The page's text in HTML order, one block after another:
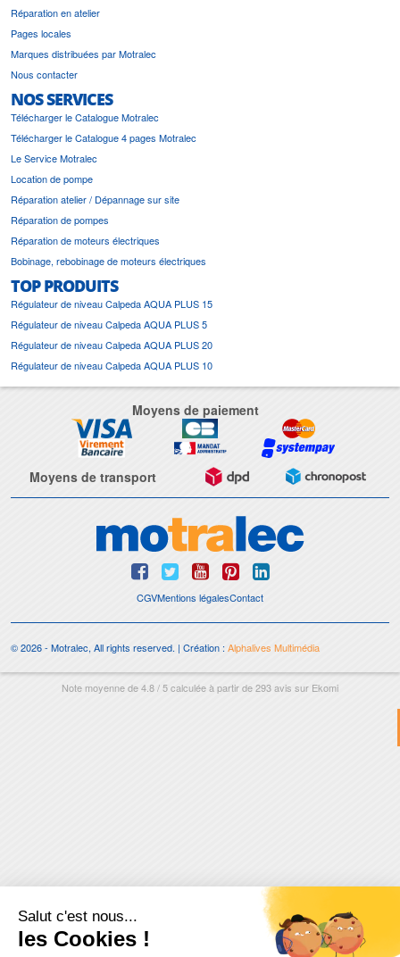
Réparation en atelier
Pages locales
Marques distribuées par Motralec
Nous contacter
NOS SERVICES
Télécharger le Catalogue Motralec
Télécharger le Catalogue 4 pages Motralec
Le Service Motralec
Location de pompe
Réparation atelier / Dépannage sur site
Réparation de pompes
Réparation de moteurs électriques
Bobinage, rebobinage de moteurs électriques
TOP PRODUITS
Régulateur de niveau Calpeda AQUA PLUS 15
Régulateur de niveau Calpeda AQUA PLUS 5
Régulateur de niveau Calpeda AQUA PLUS 20
Régulateur de niveau Calpeda AQUA PLUS 10
Moyens de paiement
Moyens de transport
CGVMentions légalesContact
© 2026 - Motralec, All rights reserved. | Création :Alphalives Multimédia
Note moyenne de4.8/5calculée à partir de293avis sur Ekomi